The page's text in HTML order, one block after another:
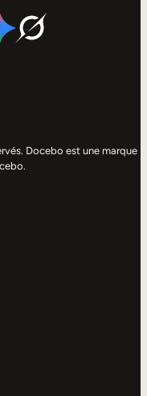
Docebo est une marque